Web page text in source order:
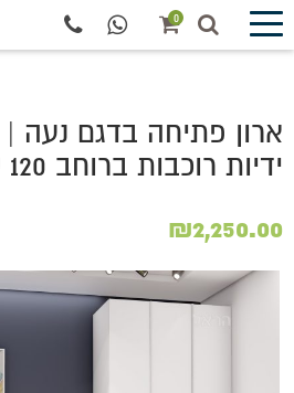
0
ידיות רוכבות ברוחב 120 ס"מ
₪2,250.00